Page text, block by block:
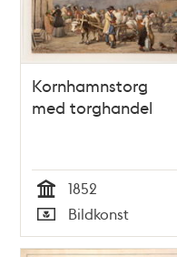
Kornhamnstorg
med torghandel
Tid
1852
Typ
Bildkonst